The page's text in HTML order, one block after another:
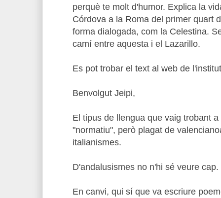
perquè te molt d'humor. Explica la
Córdova a la Roma del primer quart
forma dialogada, com la Celestina.
camí entre aquesta i el Lazarillo.
Es pot trobar el text al web de
Benvolgut Jeipi,
El tipus de llengua que vaig trobant
"normatiu", però plagat de
italianismes.
D'andalusismes no n'hi sé veure cap.
En canvi, qui sí que va escriure